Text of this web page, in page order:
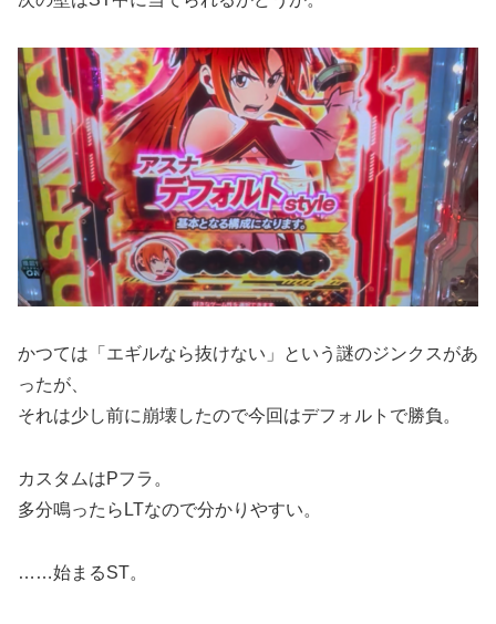
かつては「エギルなら抜けない」という謎のジンクスがあ
ったが、
それは少し前に崩壊したので今回はデフォルトで勝負。
カスタムはPフラ。
多分鳴ったらLTなので分かりやすい。
……始まるST。